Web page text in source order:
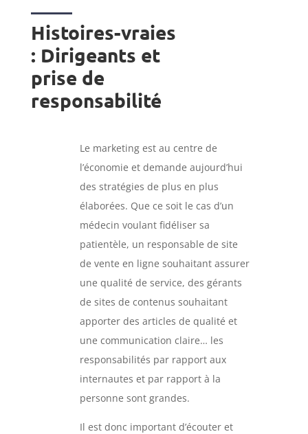
Histoires-vraies
: Dirigeants et
prise de
responsabilité
Le marketing est au centre de
l’économie et demande aujourd’hui
des stratégies de plus en plus
élaborées. Que ce soit le cas d’un
médecin voulant fidéliser sa
patientèle, un responsable de site
de vente en ligne souhaitant assurer
une qualité de service, des gérants
de sites de contenus souhaitant
apporter des articles de qualité et
une communication claire… les
responsabilités par rapport aux
internautes et par rapport à la
personne sont grandes.
Il est donc important d’écouter et